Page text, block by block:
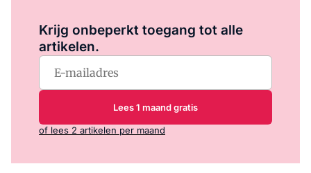
Krijg onbeperkt toegang tot alle
artikelen.
Lees 1 maand gratis
of lees 2 artikelen per maand